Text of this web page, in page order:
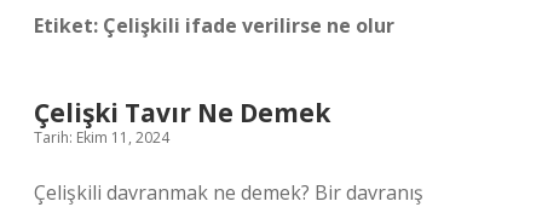
Etiket: Çelişkili ifade verilirse ne olur
Çelişki Tavır Ne Demek
Tarih: Ekim 11, 2024
Çelişkili davranmak ne demek? Bir davranış